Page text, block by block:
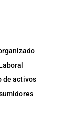
de activos